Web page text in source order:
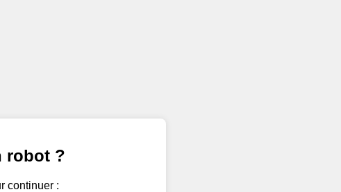
robot ?
continuer :